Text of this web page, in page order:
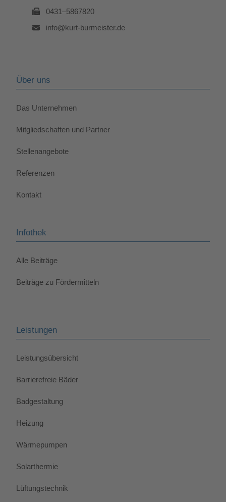
0431–5867820
info@kurt-burmeister.de
Über uns
Das Unternehmen
Mitgliedschaften und Partner
Stellenangebote
Referenzen
Kontakt
Infothek
Alle Beiträge
Beiträge zu Fördermitteln
Leistungen
Leistungsübersicht
Barrierefreie Bäder
Badgestaltung
Heizung
Wärmepumpen
Solarthermie
Lüftungstechnik